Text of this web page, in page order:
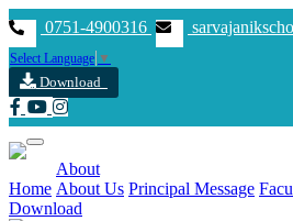
0751-4900316
Select Language ▼
Download
Home
About
About Us Principal Message
Download